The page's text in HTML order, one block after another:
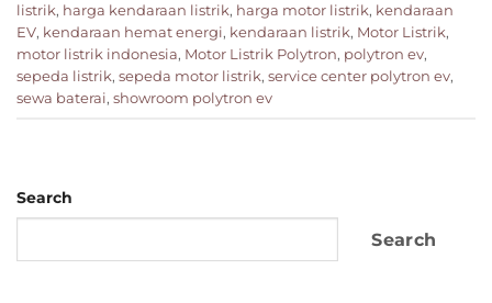
listrik, harga kendaraan listrik, harga motor listrik, kendaraan
EV, kendaraan hemat energi, kendaraan listrik, Motor Listrik,
motor listrik indonesia, Motor Listrik Polytron, polytron ev,
sepeda listrik, sepeda motor listrik, service center polytron ev,
sewa baterai, showroom polytron ev
Search
Search